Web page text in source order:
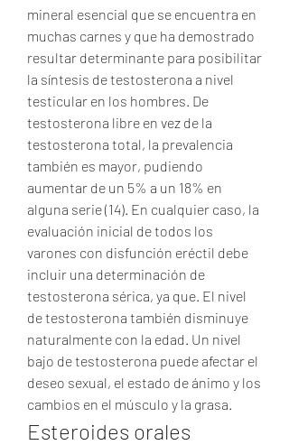
mineral esencial que se encuentra en
muchas carnes y que ha demostrado
resultar determinante para posibilitar
la síntesis de testosterona a nivel
testicular en los hombres. De
testosterona libre en vez de la
testosterona total, la prevalencia
también es mayor, pudiendo
aumentar de un 5% a un 18% en
alguna serie (14). En cualquier caso, la
evaluación inicial de todos los
varones con disfunción eréctil debe
incluir una determinación de
testosterona sérica, ya que. El nivel
de testosterona también disminuye
naturalmente con la edad. Un nivel
bajo de testosterona puede afectar el
deseo sexual, el estado de ánimo y los
cambios en el músculo y la grasa.
Esteroides orales